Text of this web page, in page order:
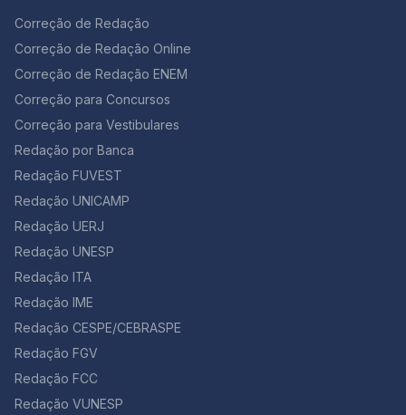
Correção de Redação
Correção de Redação Online
Correção de Redação ENEM
Correção para Concursos
Correção para Vestibulares
Redação por Banca
Redação FUVEST
Redação UNICAMP
Redação UERJ
Redação UNESP
Redação ITA
Redação IME
Redação CESPE/CEBRASPE
Redação FGV
Redação FCC
Redação VUNESP